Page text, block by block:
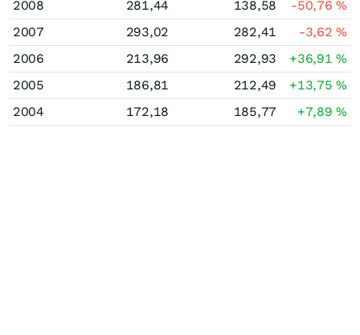
2008
281,44 138,58 -50,76%
2007
293,02 282,41 -3,62%
2006
213,96 292,93 +36,91%
2005
186,81 212,49 +13,75%
2004
172,18 185,77 +7,89%